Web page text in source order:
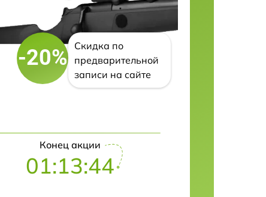
-20%
Скидка по
предварительной
записи на сайте
Конец акции
01:13:43